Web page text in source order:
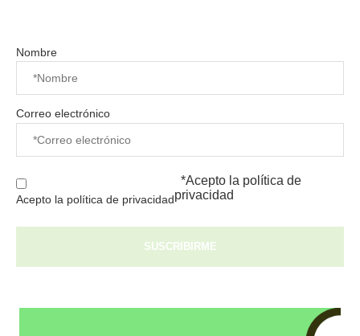
Nombre
Correo electrónico
Acepto la política de privacidad
*Acepto la política de
privacidad